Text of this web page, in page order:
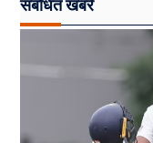
संबंधित खबरें